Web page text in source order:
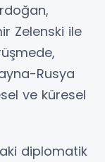
Zelenski ile
Rusya
ve küresel
diplomatik